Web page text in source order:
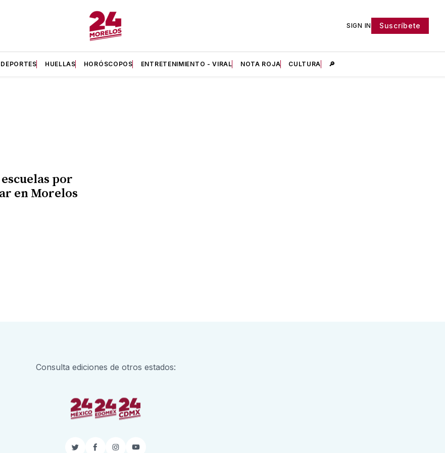
SIGN IN Suscríbete
DEPORTES HUELLAS HORÓSCOPOS ENTRETENIMIENTO - VIRAL NOTA ROJA CULTURA 🔎
por
en Morelos
Consulta ediciones de otros estados: